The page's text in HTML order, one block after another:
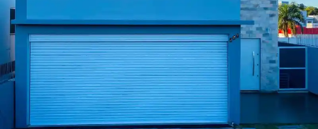
Porta de Enrolar Automática
Automatizadores
Acessórios Para Portas de
Enrolar
Pintura eletrostática
Portfólio
Contato